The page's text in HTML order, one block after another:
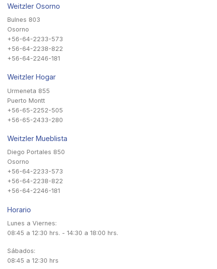
Weitzler Osorno
Bulnes 803
Osorno
+56-64-2233-573
+56-64-2238-822
+56-64-2246-181
Weitzler Hogar
Urmeneta 855
Puerto Montt
+56-65-2252-505
+56-65-2433-280
Weitzler Mueblista
Diego Portales 850
Osorno
+56-64-2233-573
+56-64-2238-822
+56-64-2246-181
Horario
Lunes a Viernes:
08:45 a 12:30 hrs. - 14:30 a 18:00 hrs.
Sábados:
08:45 a 12:30 hrs